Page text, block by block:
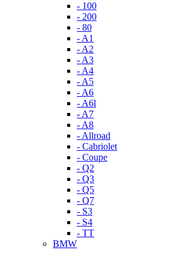
- 100
- 200
- 80
- A1
- A2
- A3
- A4
- A5
- A6
- A6l
- A7
- A8
- Allroad
- Cabriolet
- Coupe
- Q2
- Q3
- Q5
- Q7
- S3
- S4
- TT
BMW